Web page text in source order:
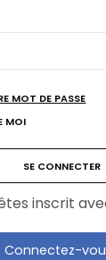
MOT DE PASSE
MOI
inscrit
Connectez-